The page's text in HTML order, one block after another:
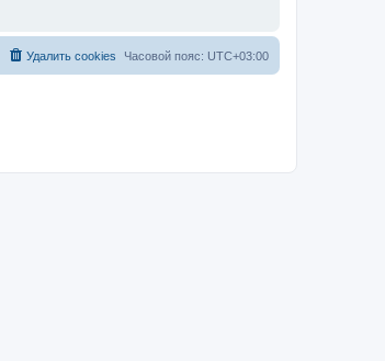
Часовой пояс: UTC+03:00
Удалить cookies